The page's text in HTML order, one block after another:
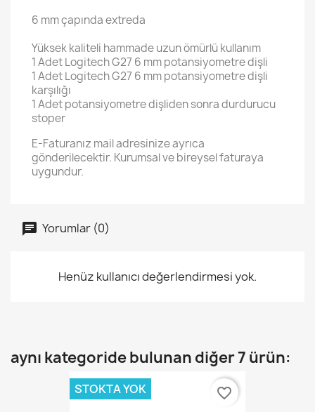
6 mm çapında extreda
Yüksek kaliteli hammade uzun ömürlü kullanım
1 Adet Logitech G27 6 mm potansiyometre dişli
1 Adet Logitech G27 6 mm potansiyometre dişli
karşılığı
1 Adet potansiyometre dişliden sonra durdurucu
stoper
E-Faturanız mail adresinize ayrıca
gönderilecektir. Kurumsal ve bireysel faturaya
uygundur.
Yorumlar (0)
Henüz kullanıcı değerlendirmesi yok.
aynı kategoride bulunan diğer 7 ürün:
STOKTA YOK favorite_border